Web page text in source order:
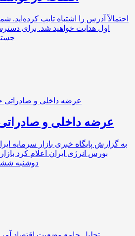
احتمالاً آدرس را اشتباه تایپ کرده‌اید.
اول هدایت خواهید شد. برای
عرضه‌ داخلی و
به گزارش پایگاه خبری بازار سرمایه
بورس انرژی ایران اعلام کرد
دوشنبه